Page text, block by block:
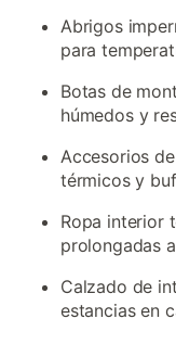
Abrigos
para
Botas de
húmedos y
Accesorios
térmicos y
Ropa interior
prolongadas
Calzado de
estancias en